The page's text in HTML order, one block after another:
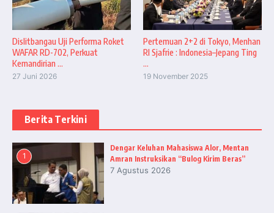
Dislitbangau Uji Performa Roket
WAFAR RD-702, Perkuat
Kemandirian ...
27 Juni 2026
Pertemuan 2+2 di Tokyo, Menhan
RI Sjafrie : Indonesia–Jepang Ting
...
19 November 2025
Berita Terkini
1
Dengar Keluhan Mahasiswa Alor, Mentan
Amran Instruksikan “Bulog Kirim Beras”
7 Agustus 2026